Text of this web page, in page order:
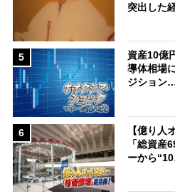
突出した
5
資産10億
導体相場
ジション
6
【億り人
「総資産
ーから